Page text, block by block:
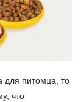
для питомца, то
что